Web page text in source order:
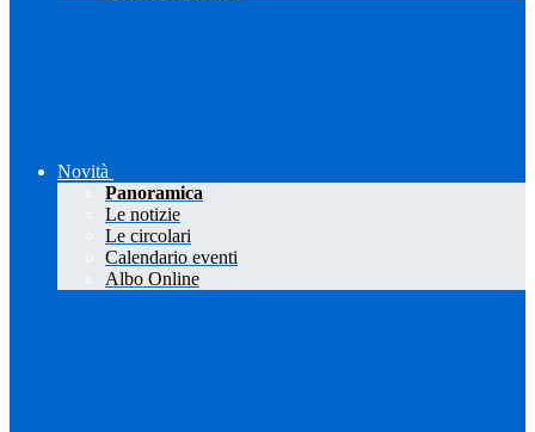
Novità
Panoramica
Le notizie
Le circolari
Calendario eventi
Albo Online